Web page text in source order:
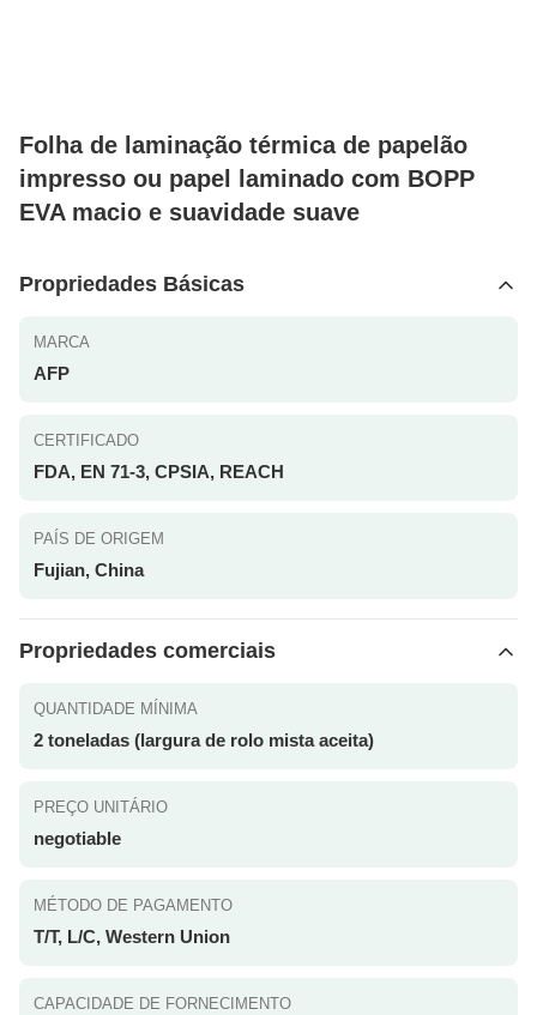
Folha de laminação térmica de papelão
impresso ou papel laminado com BOPP
EVA macio e suavidade suave
Propriedades Básicas
MARCA
AFP
CERTIFICADO
FDA, EN 71-3, CPSIA, REACH
PAÍS DE ORIGEM
Fujian, China
Propriedades comerciais
QUANTIDADE MÍNIMA
2 toneladas (largura de rolo mista aceita)
PREÇO UNITÁRIO
negotiable
MÉTODO DE PAGAMENTO
T/T, L/C, Western Union
CAPACIDADE DE FORNECIMENTO